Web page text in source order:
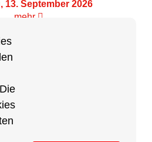
13. September 2026
mehr
Breitensports